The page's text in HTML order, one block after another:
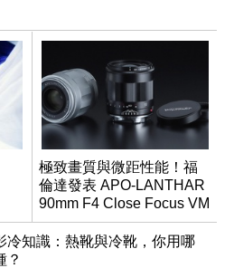
極致畫質與微距性能！福
倫達發表 APO-LANTHAR
90mm F4 Close Focus VM
冷知識：熱靴與冷靴，你用哪
？